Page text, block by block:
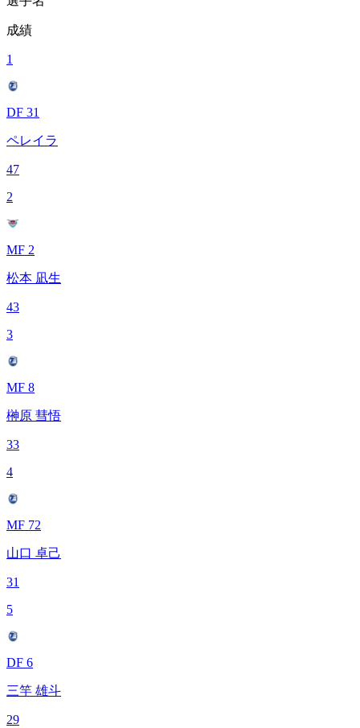
成績
1
DF 31
ペレイラ
47
2
MF 2
松本 凪生
43
3
MF 8
榊原 彗悟
33
4
MF 72
山口 卓己
31
5
DF 6
三竿 雄斗
29